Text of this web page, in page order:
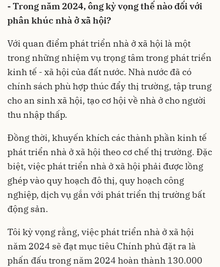
- Trong năm 2024, ông kỳ vọng thế nào đối với
phân khúc nhà ở xã hội?
Với quan điểm phát triển nhà ở xã hội là một
trong những nhiệm vụ trọng tâm trong phát triển
kinh tế - xã hội của đất nước. Nhà nước đã có
chính sách phù hợp thúc đẩy thị trường, tập trung
cho an sinh xã hội, tạo cơ hội về nhà ở cho người
thu nhập thấp.
Đồng thời, khuyến khích các thành phần kinh tế
phát triển nhà ở xã hội theo cơ chế thị trường. Đặc
biệt, việc phát triển nhà ở xã hội phải được lồng
ghép vào quy hoạch đô thị, quy hoạch công
nghiệp, dịch vụ gắn với phát triển thị trường bất
động sản.
Tôi kỳ vọng rằng, việc phát triển nhà ở xã hội
năm 2024 sẽ đạt mục tiêu Chính phủ đặt ra là
phấn đấu trong năm 2024 hoàn thành 130.000